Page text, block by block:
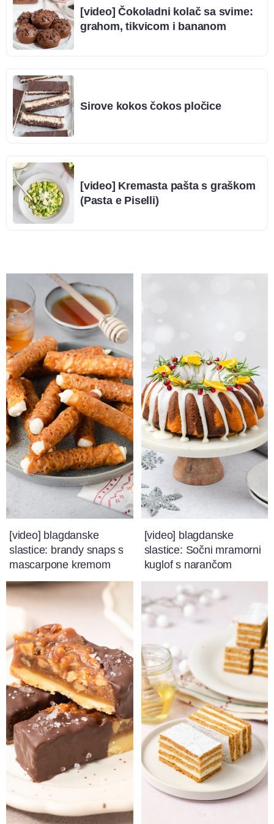
[video] Čokoladni kolač sa svime:
grahom, tikvicom i bananom
Sirove kokos čokos pločice
[video] Kremasta pašta s graškom
(Pasta e Piselli)
[video] blagdanske
slastice: brandy snaps s
mascarpone kremom
[video] blagdanske
slastice: Sočni mramorni
kuglof s narančom